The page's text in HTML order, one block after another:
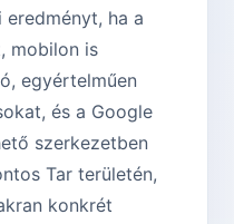
ha a
mobilon is
egyértelműen
és a Google
szerkezetben
Tar területén,
konkrét